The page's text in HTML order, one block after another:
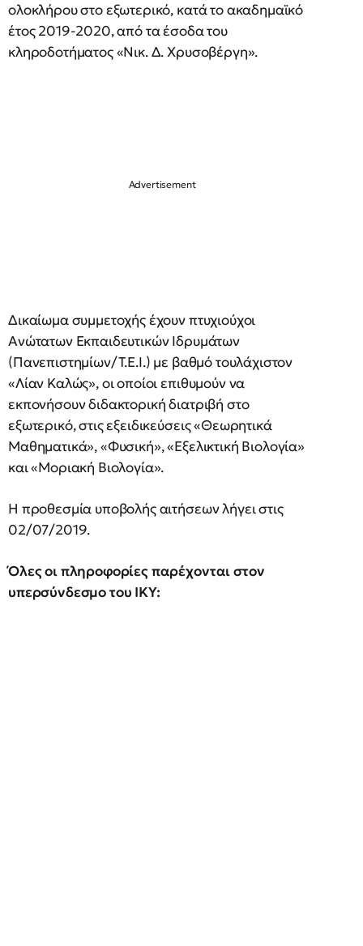
ολοκλήρου στο εξωτερικό, κατά το ακαδημαϊκό
έτος 2019-2020, από τα έσοδα του
κληροδοτήματος «Νικ. Δ. Χρυσοβέργη».
Δικαίωμα συμμετοχής έχουν πτυχιούχοι
Ανώτατων Εκπαιδευτικών Ιδρυμάτων
(Πανεπιστημίων/Τ.Ε.Ι.) με βαθμό τουλάχιστον
«Λίαν Καλώς», οι οποίοι επιθυμούν να
εκπονήσουν διδακτορική διατριβή στο
εξωτερικό, στις εξειδικεύσεις «Θεωρητικά
Μαθηματικά», «Φυσική», «Εξελικτική Βιολογία»
και «Μοριακή Βιολογία».
H προθεσμία υποβολής αιτήσεων λήγει στις
02/07/2019.
Όλες οι πληροφορίες παρέχονται στον
υπερσύνδεσμο του ΙΚΥ: